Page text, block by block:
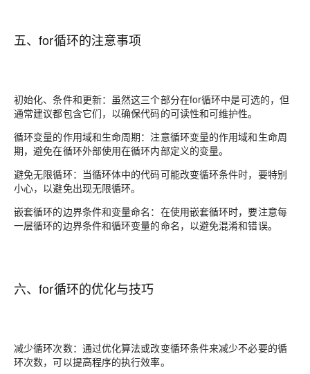
五、for循环的注意事项
初始化、条件和更新：虽然这三个部分在for循环中是可选的，但
通常建议都包含它们，以确保代码的可读性和可维护性。
循环变量的作用域和生命周期：注意循环变量的作用域和生命周
期，避免在循环外部使用在循环内部定义的变量。
避免无限循环：当循环体中的代码可能改变循环条件时，要特别
小心，以避免出现无限循环。
嵌套循环的边界条件和变量命名：在使用嵌套循环时，要注意每
一层循环的边界条件和循环变量的命名，以避免混淆和错误。
六、for循环的优化与技巧
减少循环次数：通过优化算法或改变循环条件来减少不必要的循
环次数，可以提高程序的执行效率。